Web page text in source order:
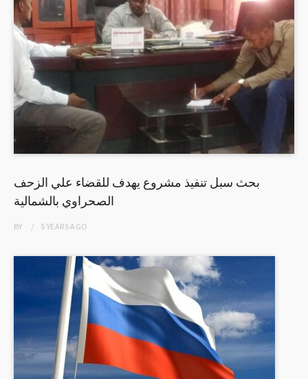
بحث سبل تنفيذ مشروع يهدف للقضاء علي الزحف
الصحراوي بالشمالية
BY 5 YEARSAGO